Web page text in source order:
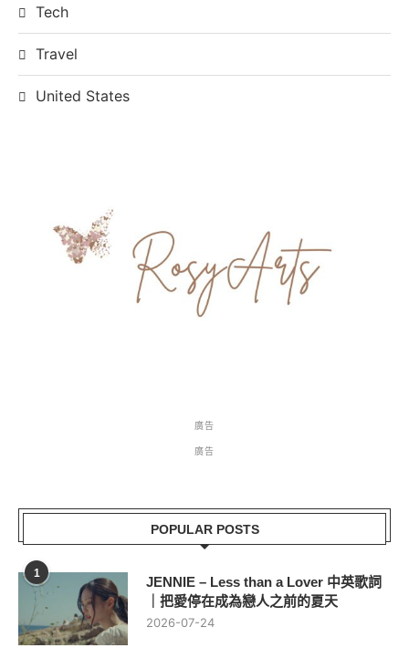
Tech
Travel
United States
廣告
廣告
POPULAR POSTS
1
JENNIE – Less than a Lover 中英歌詞
｜把愛停在成為戀人之前的夏天
2026-07-24